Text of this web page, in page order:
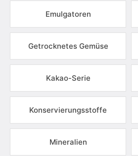
Emulgatoren
Getrocknetes Gemüse
Kakao-Serie
Konservierungsstoffe
Mineralien